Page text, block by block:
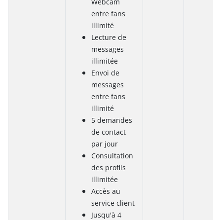
entre fans
illimité
Lecture de
messages
illimitée
Envoi de
messages
entre fans
illimité
5 demandes
de contact
par jour
Consultation
des profils
illimitée
Accès au
service client
Jusqu'à 4